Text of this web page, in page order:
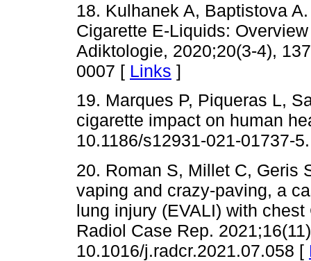
18. Kulhanek A, Baptistova
Cigarette E-Liquids:
Adiktologie, 2020;20(3-4),
0007 [ Links ]
19. Marques P, Piqueras L,
cigarette impact on human
10.1186/s12931-021-01737-
20. Roman S, Millet C, Geris
vaping and crazy-paving, a
lung injury (EVALI) with
Radiol Case Rep.
10.1016/j.radcr.2021.07.058 [